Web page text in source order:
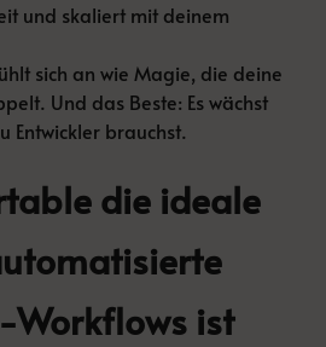
und skaliert mit deinem
sich an wie Magie, die deine
Und das Beste: Es wächst
Entwickler brauchst.
die ideale
ist